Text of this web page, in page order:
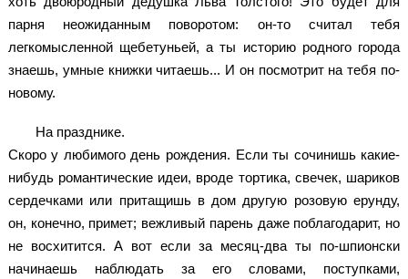
парня неожиданным поворотом: он-то считал тебя
легкомысленной щебетуньей, а ты историю родного города
знаешь, умные книжки читаешь... И он посмотрит на тебя по-
новому.
На празднике.
Скоро у любимого день рождения. Если ты сочинишь какие-
нибудь романтические идеи, вроде тортика, свечек, шариков
сердечками или притащишь в дом другую розовую ерунду,
он, конечно, примет; вежливый парень даже поблагодарит, но
не восхитится. А вот если за месяц-два ты по-шпионски
начинаешь наблюдать за его словами, поступками,